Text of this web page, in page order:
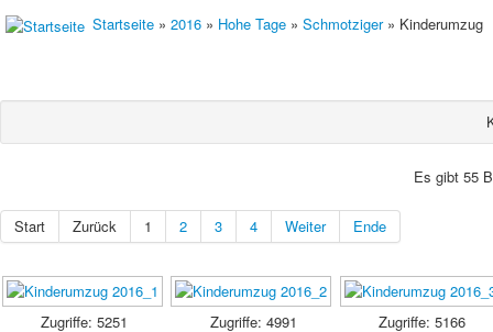
Startseite » 2016 » Hohe Tage » Schmotziger» Kinderumzug
Es gibt 55
Start Zurück 1 2 3 4 Weiter Ende
Zugriffe: 5251 Zugriffe: 4991 Zugriffe: 5166